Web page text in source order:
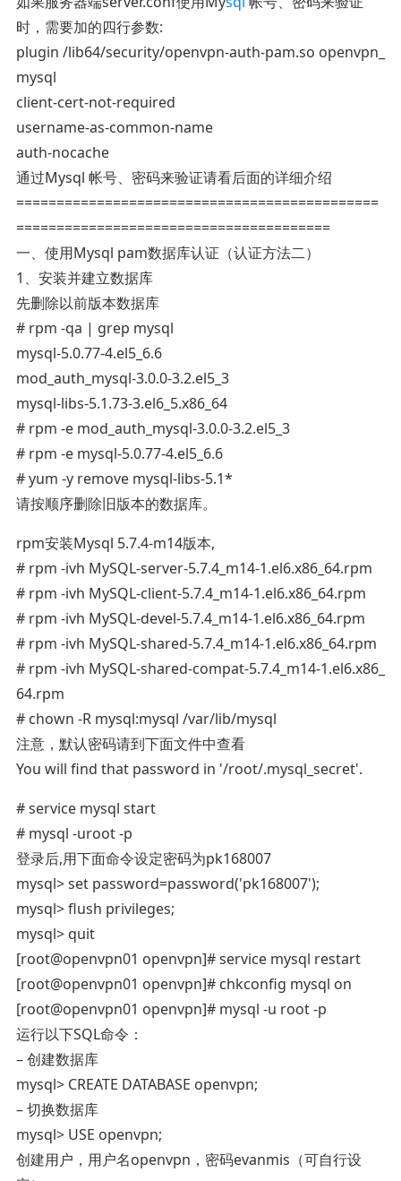
时，需要加的四行参数:
plugin /lib64/security/openvpn-auth-pam.so openvpn_
mysql
client-cert-not-required
username-as-common-name
auth-nocache
通过Mysql 帐号、密码来验证请看后面的详细介绍
=============================================
=======================================
一、使用Mysql pam数据库认证（认证方法二）
1、安装并建立数据库
先删除以前版本数据库
# rpm -qa | grep mysql
mysql-5.0.77-4.el5_6.6
mod_auth_mysql-3.0.0-3.2.el5_3
mysql-libs-5.1.73-3.el6_5.x86_64
# rpm -e mod_auth_mysql-3.0.0-3.2.el5_3
# rpm -e mysql-5.0.77-4.el5_6.6
# yum -y remove mysql-libs-5.1*
请按顺序删除旧版本的数据库。
rpm安装Mysql 5.7.4-m14版本,
# rpm -ivh MySQL-server-5.7.4_m14-1.el6.x86_64.rpm
# rpm -ivh MySQL-client-5.7.4_m14-1.el6.x86_64.rpm
# rpm -ivh MySQL-devel-5.7.4_m14-1.el6.x86_64.rpm
# rpm -ivh MySQL-shared-5.7.4_m14-1.el6.x86_64.rpm
# rpm -ivh MySQL-shared-compat-5.7.4_m14-1.el6.x86_
64.rpm
# chown -R mysql:mysql /var/lib/mysql
注意，默认密码请到下面文件中查看
You will find that password in '/root/.mysql_secret'.
# service mysql start
# mysql -uroot -p
登录后,用下面命令设定密码为pk168007
mysql> set password=password('pk168007');
mysql> flush privileges;
mysql> quit
[root@openvpn01 openvpn]# service mysql restart
[root@openvpn01 openvpn]# chkconfig mysql on
[root@openvpn01 openvpn]# mysql -u root -p
运行以下SQL命令：
– 创建数据库
mysql> CREATE DATABASE openvpn;
– 切换数据库
mysql> USE openvpn;
创建用户，用户名openvpn，密码evanmis（可自行设